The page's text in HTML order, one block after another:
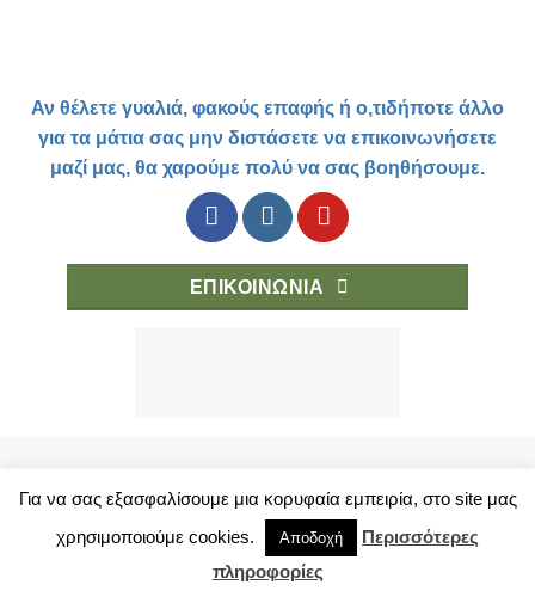
Αν θέλετε γυαλιά, φακούς επαφής ή ο,τιδήποτε άλλο
για τα μάτια σας μην διστάσετε να επικοινωνήσετε
μαζί μας, θα χαρούμε πολύ να σας βοηθήσουμε.
ΕΠΙΚΟΙΝΩΝΙΑ
PRIVACY POLICY SHOP TERMS OF USE BUYING OPTIONS
Copyright 2018 © eyelab.gr
Για να σας εξασφαλίσουμε μια κορυφαία εμπειρία, στο site μας
χρησιμοποιούμε cookies.
Αποδοχή
Περισσότερες
πληροφορίες